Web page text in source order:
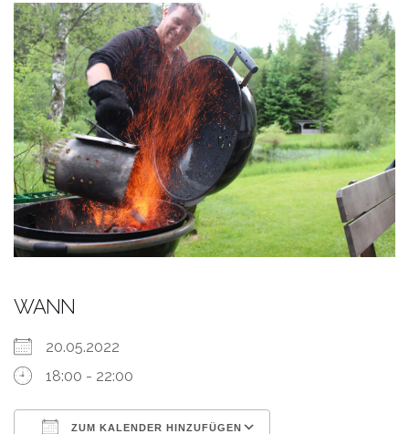
WANN
20.05.2022
18:00 - 22:00
ZUM KALENDER HINZUFÜGEN